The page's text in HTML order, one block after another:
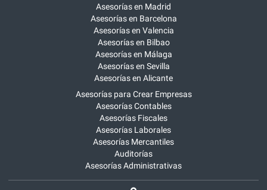
Asesorías en Madrid
Asesorías en Barcelona
Asesorías en Valencia
Asesorías en Bilbao
Asesorías en Málaga
Asesorías en Sevilla
Asesorías en Alicante
Asesorías para Crear Empresas
Asesorías Contables
Asesorías Fiscales
Asesorías Laborales
Asesorías Mercantiles
Auditorías
Asesorías Administrativas